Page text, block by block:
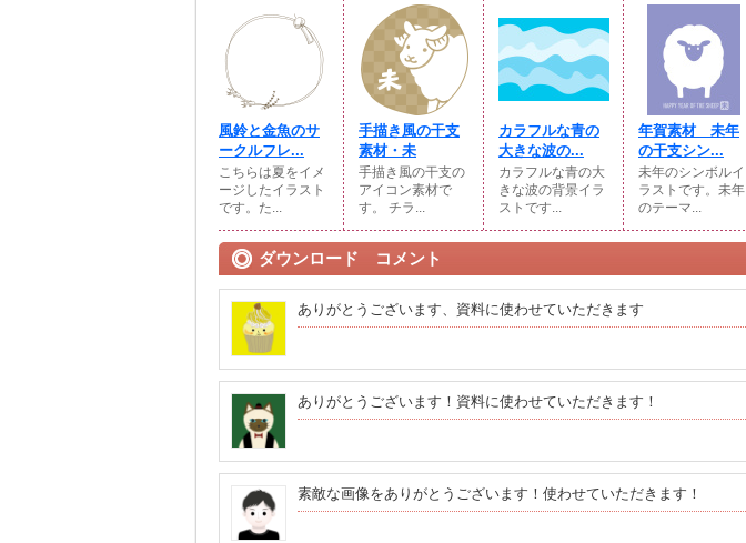
風鈴と金魚のサ
ークルフレ...
こちらは夏をイメ
ージしたイラスト
です。た...
手描き風の干支
素材・未
手描き風の干支の
アイコン素材で
す。 チラ...
カラフルな青の
大きな波の...
カラフルな青の大
きな波の背景イラ
ストです...
年賀素材 未年
の干支シン...
未年のシンボルイ
ラストです。未年
のテーマ...
ダウンロード コメント
ありがとうございます、資料に使わせていただきます
ありがとうございます！資料に使わせていただきます！
素敵な画像をありがとうございます！使わせていただきます！